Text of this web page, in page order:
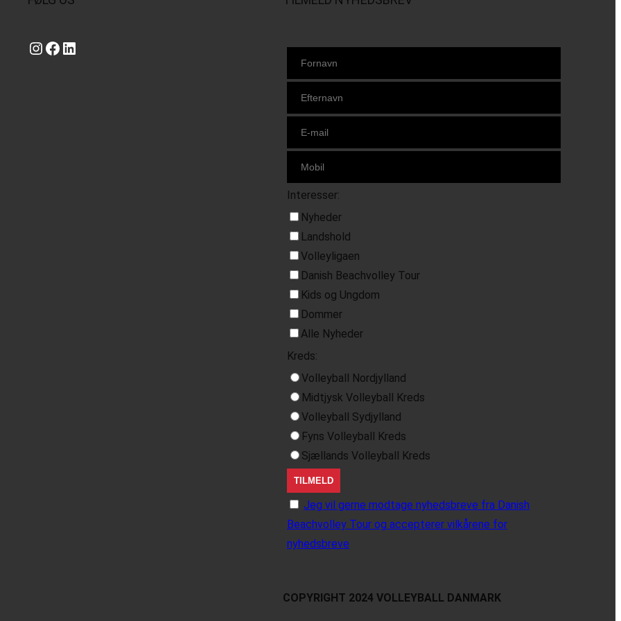
Instagram https://www.facebook.com/danishbeachvolleytour LinkedIn
Interesser:
Nyheder
Landshold
Volleyligaen
Danish Beachvolley Tour
Kids og Ungdom
Dommer
Alle Nyheder
Kreds:
Volleyball Nordjylland
Midtjysk Volleyball Kreds
Volleyball Sydjylland
Fyns Volleyball Kreds
Sjællands Volleyball Kreds
Jeg vil gerne modtage nyhedsbreve fra Danish
Beachvolley Tour og accepterer vilkårene for
nyhedsbreve
COPYRIGHT 2024 VOLLEYBALL DANMARK